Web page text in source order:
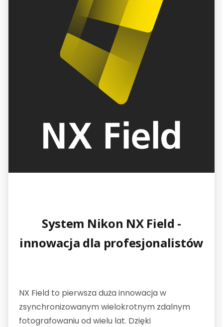
System Nikon NX Field -
innowacja dla profesjonalistów
NX Field to pierwsza duża innowacja w
zsynchronizowanym wielokrotnym zdalnym
fotografowaniu od wielu lat. Dzięki